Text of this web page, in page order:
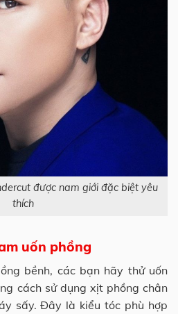
được nam giới đặc biệt yêu
thích
uốn phồng
bềnh, các bạn hãy thử uốn
cách sử dụng xịt phồng chân
sấy. Đây là kiểu tóc phù hợp